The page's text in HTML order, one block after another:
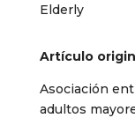
Elderly
Artículo
Asociación
adultos